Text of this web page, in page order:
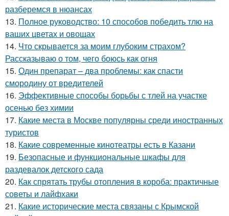
разберемся в нюансах
13. Полное руководство: 10 способов победить тлю на
ваших цветах и овощах
14. Что скрывается за моим глубоким страхом?
Рассказываю о том, чего боюсь как огня
15. Один препарат – два проблемы: как спасти
смородину от вредителей
16. Эффективные способы борьбы с тлей на участке
осенью без химии
17. Какие места в Москве популярны среди иностранных
туристов
18. Какие современные кинотеатры есть в Казани
19. Безопасные и функциональные шкафы для
раздевалок детского сада
20. Как спрятать трубы отопления в короба: практичные
советы и лайфхаки
21. Какие исторические места связаны с Крымской